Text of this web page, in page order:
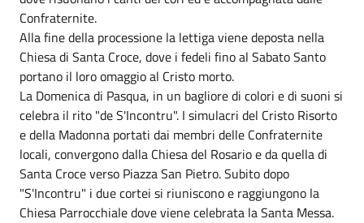
Confraternite.
Alla fine della processione la lettiga viene deposta nella
Chiesa di Santa Croce, dove i fedeli fino al Sabato Santo
portano il loro omaggio al Cristo morto.
La Domenica di Pasqua, in un bagliore di colori e di suoni si
celebra il rito "de S'Incontru". I simulacri del Cristo Risorto
e della Madonna portati dai membri delle Confraternite
locali, convergono dalla Chiesa del Rosario e da quella di
Santa Croce verso Piazza San Pietro. Subito dopo
"S'Incontru" i due cortei si riuniscono e raggiungono la
Chiesa Parrocchiale dove viene celebrata la Santa Messa.